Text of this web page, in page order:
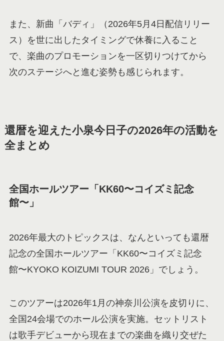
また、新曲「バディ」（2026年5月4日配信リリー
ス）を世に出したタイミングで休養に入ること
で、楽曲のプロモーションを一区切りつけてから
次のステージへと進む姿勢も感じられます。
還暦を迎えた小泉今日子の2026年の活動を
全まとめ
全国ホールツアー「KK60〜コイズミ記念
館〜」
2026年最大のトピックスは、なんといっても還暦
記念の全国ホールツアー「KK60〜コイズミ記念
館〜KYOKO KOIZUMI TOUR 2026」でしょう。
このツアーは2026年1月の神奈川公演を皮切りに、
全国24会場でのホール公演を実施。セットリスト
は歌手デビューから現在までの楽曲を織り交ぜた